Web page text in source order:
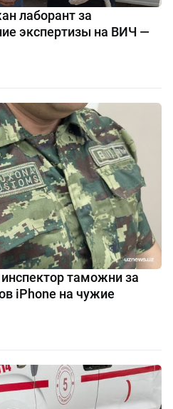
лаборант за
экспертизы на ВИЧ —
таможни за
iPhone на чужие